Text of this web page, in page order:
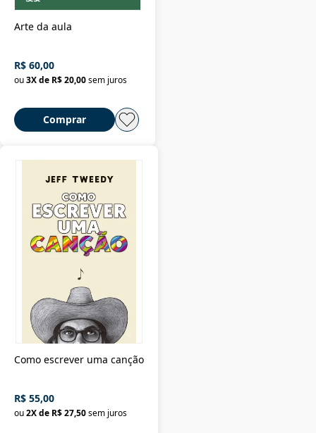
Arte da aula
R$ 60,00
ou3X de R$ 20,00sem juros
Comprar
Como escrever uma canção
R$ 55,00
ou2X de R$ 27,50sem juros